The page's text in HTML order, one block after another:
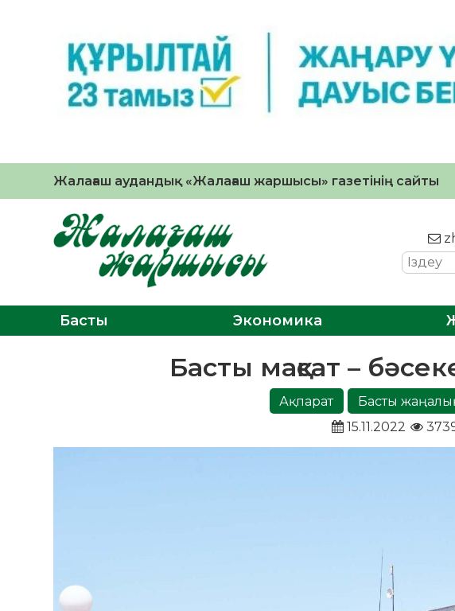
Жалағаш аудандық «Жалағаш жаршысы» газетінің сайты
Басты Экономика
Басты мақсат –
Ақпарат Басты
15.11.2022